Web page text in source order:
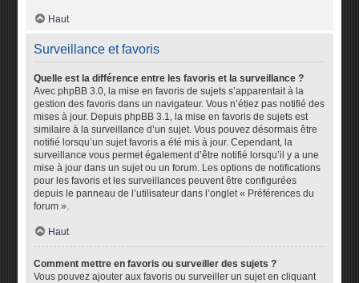
Haut
Surveillance et favoris
Quelle est la différence entre les favoris et la surveillance ?
Avec phpBB 3.0, la mise en favoris de sujets s’apparentait à la
gestion des favoris dans un navigateur. Vous n’étiez pas notifié des
mises à jour. Depuis phpBB 3.1, la mise en favoris de sujets est
similaire à la surveillance d’un sujet. Vous pouvez désormais être
notifié lorsqu’un sujet favoris a été mis à jour. Cependant, la
surveillance vous permet également d’être notifié lorsqu’il y a une
mise à jour dans un sujet ou un forum. Les options de notifications
pour les favoris et les surveillances peuvent être configurées
depuis le panneau de l’utilisateur dans l’onglet « Préférences du
forum ».
Haut
Comment mettre en favoris ou surveiller des sujets ?
Vous pouvez ajouter aux favoris ou surveiller un sujet en cliquant